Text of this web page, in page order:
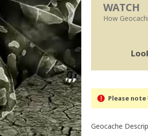
WATCH
How
Please note
Geocache